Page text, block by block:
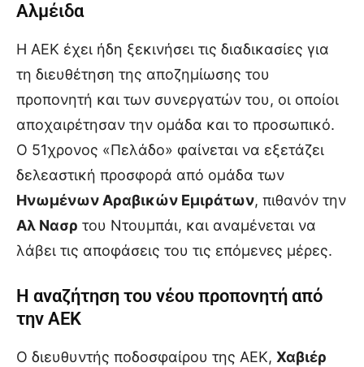
Αλμέιδα
Η ΑΕΚ έχει ήδη ξεκινήσει τις διαδικασίες για
τη διευθέτηση της αποζημίωσης του
προπονητή και των συνεργατών του, οι οποίοι
αποχαιρέτησαν την ομάδα και το προσωπικό.
Ο 51χρονος «Πελάδο» φαίνεται να εξετάζει
δελεαστική προσφορά από ομάδα των
Ηνωμένων Αραβικών Εμιράτων, πιθανόν την
Αλ Νασρ του Ντουμπάι, και αναμένεται να
λάβει τις αποφάσεις του τις επόμενες μέρες.
Η αναζήτηση του νέου προπονητή από
την ΑΕΚ
Ο διευθυντής ποδοσφαίρου της ΑΕΚ, Χαβιέρ